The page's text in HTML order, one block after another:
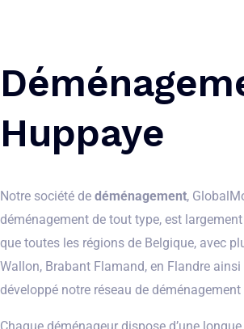
Huppaye
Notre société de déménagement,
déménagement de tout type, est
que toutes les régions de Belgique, avec
Wallon, Brabant Flamand, en Flandre
développé notre réseau de